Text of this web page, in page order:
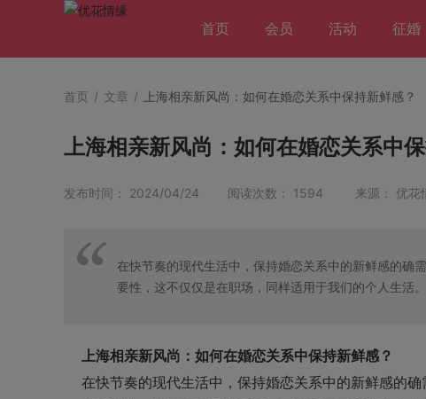
首页 会员 活动 征婚
首页 / 文章 / 上海相亲新风尚：如何在婚恋关系中保持新鲜感？
上海相亲新风尚：如何在婚恋关系中
发布时间： 2024/04/24 阅读次数： 1594 来源： 优花
在快节奏的现代生活中，保持婚恋关系中的新鲜感的确
要性，这不仅仅是在职场，同样适用于我们的个人生活。
上海相亲新风尚：如何在婚恋关系中保持新鲜感？
在快节奏的现代生活中，保持婚恋关系中的新鲜感的